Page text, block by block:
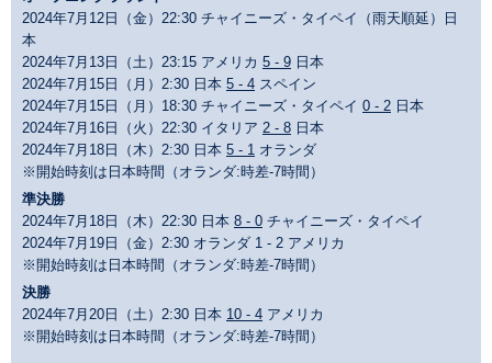
2024年7月12日（金）22:30 チャイニーズ・タイペイ（雨天順延）日
本
2024年7月13日（土）23:15 アメリカ 5 - 9 日本
2024年7月15日（月）2:30 日本 5 - 4 スペイン
2024年7月15日（月）18:30 チャイニーズ・タイペイ 0 - 2 日本
2024年7月16日（火）22:30 イタリア 2 - 8 日本
2024年7月18日（木）2:30 日本 5 - 1 オランダ
※開始時刻は日本時間（オランダ:時差-7時間）
準決勝
2024年7月18日（木）22:30 日本 8 - 0 チャイニーズ・タイペイ
2024年7月19日（金）2:30 オランダ 1 - 2 アメリカ
※開始時刻は日本時間（オランダ:時差-7時間）
決勝
2024年7月20日（土）2:30 日本 10 - 4 アメリカ
※開始時刻は日本時間（オランダ:時差-7時間）